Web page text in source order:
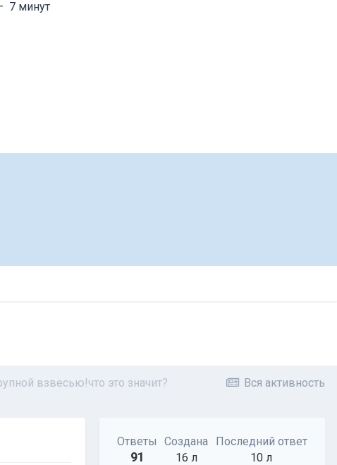
7 минут
Вся активность
взвесью!что это значит?
Ответы
91
Создана
16 л
Последний ответ
10 л